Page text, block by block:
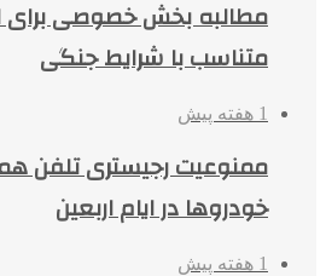
مطالبه بخش خصوصی برای
متناسب با شرایط جنگی
1 هفته پیش
ممنوعیت رجیستری تلفن
خودروها در ایام اربعین
1 هفته پیش